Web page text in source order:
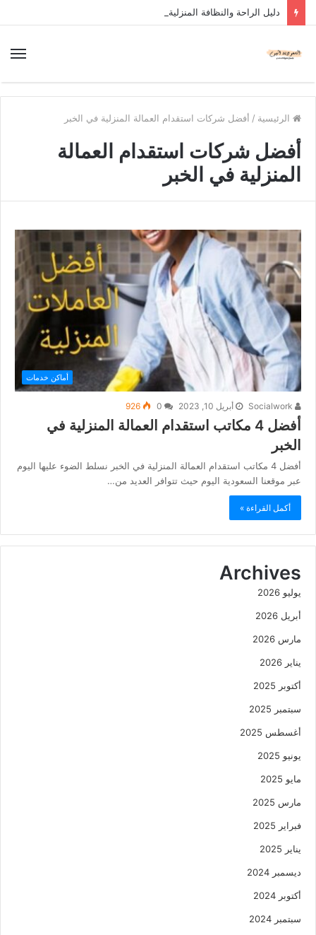
دليل الراحة والنظافة المنزلية
الرئيسية / أفضل شركات استقدام العمالة المنزلية في الخبر
أفضل شركات استقدام العمالة
المنزلية في الخبر
أماكن خدمات
أبريل 10, 2023 926
أفضل 4 مكاتب استقدام العمالة المنزلية في
الخبر
أفضل 4 مكاتب استقدام العمالة المنزلية في الخبر نسلط الضوء عليها اليوم
عبر موقعنا السعودية اليوم حيث تتوافر العديد من…
أكمل القراءة »
Archives
يوليو 2026
أبريل 2026
مارس 2026
يناير 2026
أكتوبر 2025
سبتمبر 2025
أغسطس 2025
يونيو 2025
مايو 2025
مارس 2025
فبراير 2025
يناير 2025
ديسمبر 2024
أكتوبر 2024
سبتمبر 2024